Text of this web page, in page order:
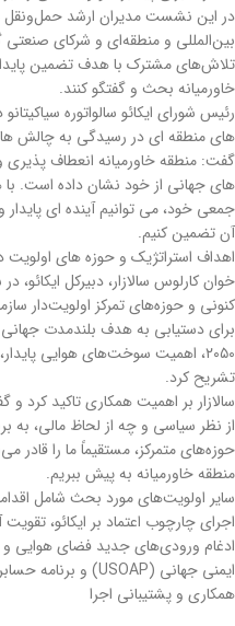
در این نشست مدیران ارشد حمل‌ونقل
بین‌المللی و منطقه‌ای و شرکای صنعتی
تلاش‌های مشترک با هدف تضمین
خاورمیانه بحث و گفتگو کنند.
رئیس شورای ایکائو سالواتوره
های منطقه ای در رسیدگی به چالش
گفت: منطقه خاورمیانه انعطاف
های جهانی از خود نشان داده است. با
جمعی خود، می توانیم آینده ای پایدار
آن تضمین کنیم.
اهداف استراتژیک و حوزه های اولویت
خوان کارلوس سالازار، دبیرکل
کنونی و حوزه‌های تمرکز اولویت‌دار
۲۰۵۰، اهمیت سوخت‌های هوایی
تشریح کرد.
سالازار بر اهمیت همکاری تاکید
از نظر سیاسی و چه از لحاظ مالی، به
حوزه‌های متمرکز، مستقیماً ما را قادر
منطقه خاورمیانه به پیش ببریم.
سایر اولویت‌های مورد بحث شامل
اجرای چارچوب اعتماد بر ایکائو،
ادغام ورودی‌های جدید فضای هوایی و
ایمنی جهانی (USOAP) و برنامه حسابرسی امنیت جهانی (USAP) بود.
همکاری و پشتیبانی اجرا